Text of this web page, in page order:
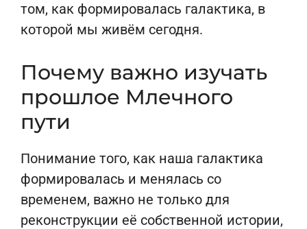
том, как формировалась галактика, в
которой мы живём сегодня.
Почему важно изучать
прошлое Млечного
пути
Понимание того, как наша галактика
формировалась и менялась со
временем, важно не только для
реконструкции её собственной истории,